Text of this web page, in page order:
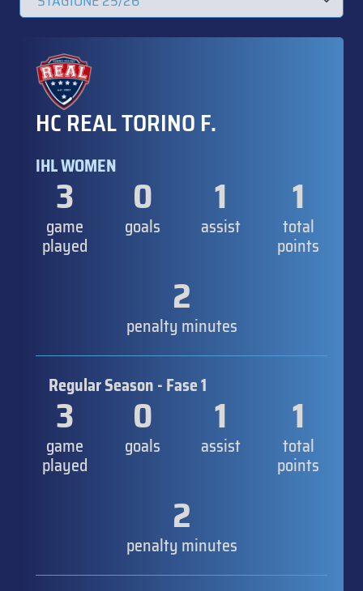
HC REAL TORINO F.
IHL WOMEN
3
game
played
0
goals
1
assist
1
total
points
2
penalty minutes
Regular Season - Fase 1
3
game
played
0
goals
1
assist
1
total
points
2
penalty minutes